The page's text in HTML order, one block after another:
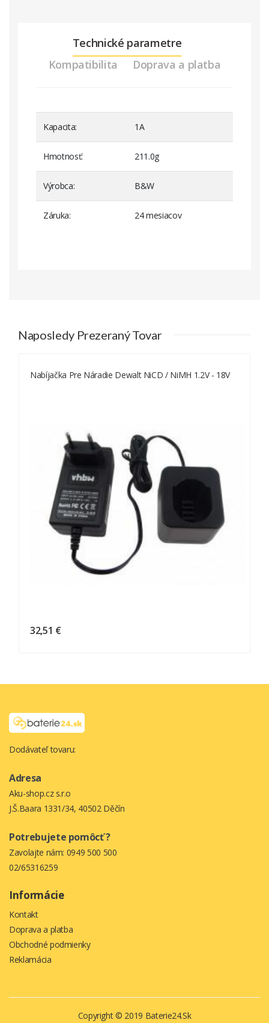
Technické parametre
Kompatibilita
Doprava a platba
Kapacita 1A
Hmotnosť 211.0g
Výrobca B&W
Záruka 24 mesiacov
Naposledy Prezeraný Tovar
Nabíjačka Pre Náradie Dewalt NiCD / NiMH 1.2V - 18V
32,51 €
Dodávateľ tovaru:
Adresa
Aku-shop.cz s.r.o
J.Š.Baara 1331/34, 40502 Děčín
Potrebujete pomôcť ?
Zavolajte nám: 0949 500 500
02/65316259
Informácie
Kontakt
Doprava a platba
Obchodné podmienky
Reklamácia
Copyright © 2019 Baterie24.sk